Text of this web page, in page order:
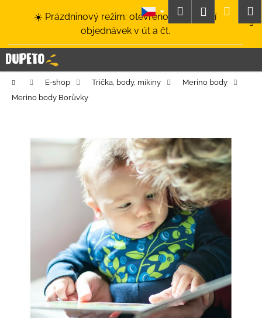
☀️ Prázdninový režim: otevřeno a odesílání
objednávek v út a čt.
HledatPřihlášení
Domů E-shop Trička, body, mikiny
Merino body
Merino body Borůvky
í
k C
o
p